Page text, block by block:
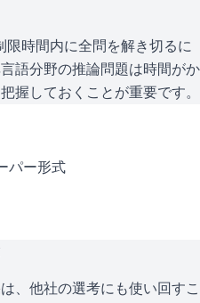
限時間内に全問を解き切るに
語分野の推論問題は時間がか
握しておくことが重要です。
パー形式
、他社の選考にも使い回すこ